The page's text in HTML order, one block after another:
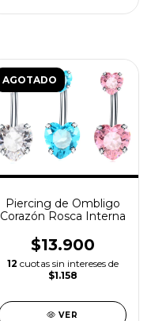
AGOTADO
Piercing de Ombligo
Corazón Rosca Interna
$13.900
12 cuotas sin intereses de
$1.158
VER